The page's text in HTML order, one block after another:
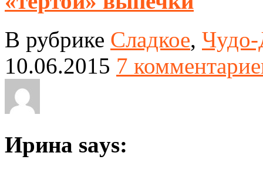
В рубрике Сладкое, Чудо-
10.06.2015 7
Ирина says: